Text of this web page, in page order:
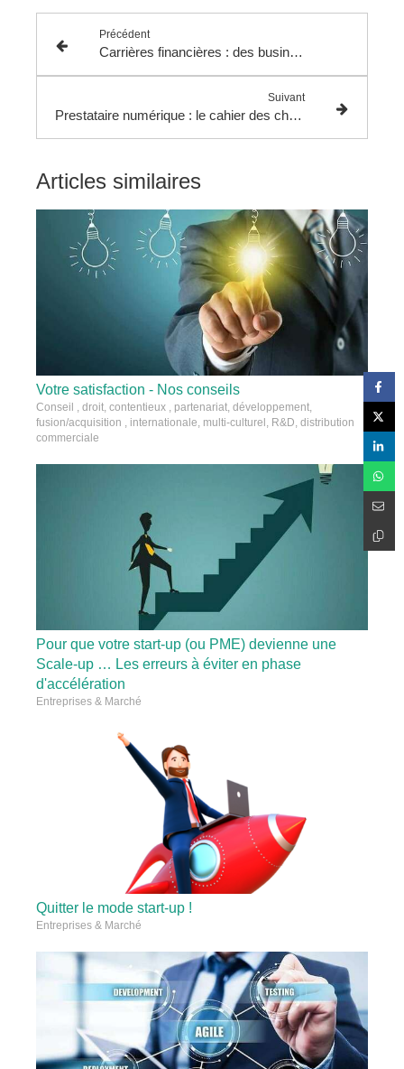
Précédent
Carrières financières : des business partners de haut vol
Suivant
Prestataire numérique : le cahier des charges
Articles similaires
Votre satisfaction - Nos conseils
Conseil , droit, contentieux , partenariat, développement,
fusion/acquisition , internationale, multi-culturel, R&D, distribution
commerciale
Pour que votre start-up (ou PME) devienne une
Scale-up … Les erreurs à éviter en phase
d'accélération
Entreprises & Marché
Quitter le mode start-up !
Entreprises & Marché